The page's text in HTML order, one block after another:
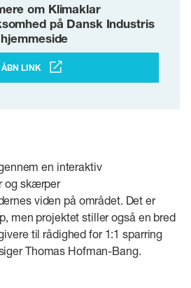
om Klimaklar
på Dansk Industris
hjemmeside
ÅBN LINK
en interaktiv
og skærper
viden på området. Det er
men projektet stiller også en bred
til rådighed for 1:1 sparring
Thomas Hofman-Bang.